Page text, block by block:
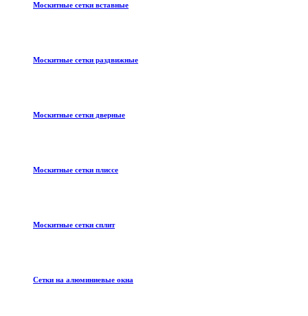
Москитные сетки вставные
Москитные сетки раздвижные
Москитные сетки дверные
Москитные сетки плиссе
Москитные сетки сплит
Сетки на алюминиевые окна